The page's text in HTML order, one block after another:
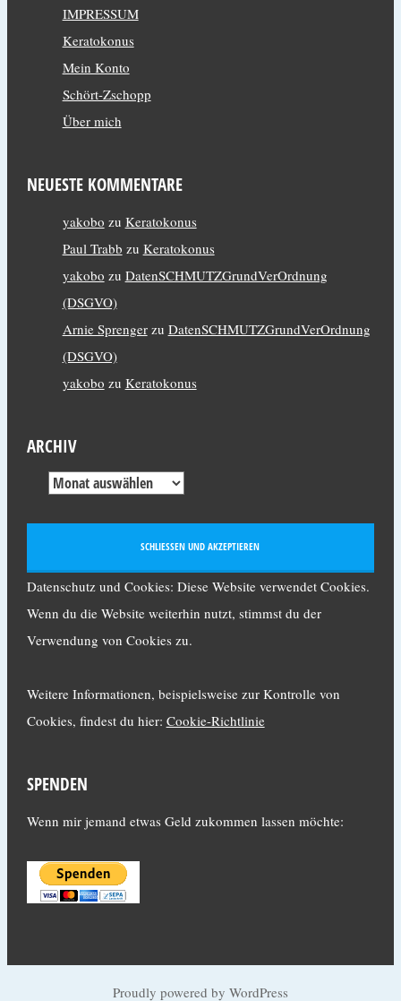
IMPRESSUM
Keratokonus
Mein Konto
Schört-Zschopp
Über mich
NEUESTE KOMMENTARE
yakobo zu Keratokonus
Paul Trabb zu Keratokonus
yakobo zu DatenSCHMUTZGrundVerOrdnung
(DSGVO)
Arnie Sprengerzu DatenSCHMUTZGrundVerOrdnung
(DSGVO)
yakobo zu Keratokonus
ARCHIV
Datenschutz und Cookies: Diese Website verwendet Cookies.
Wenn du die Website weiterhin nutzt, stimmst du der
Verwendung von Cookies zu.
Weitere Informationen, beispielsweise zur Kontrolle von
Cookies, findest du hier: Cookie-Richtlinie
SPENDEN
Wenn mir jemand etwas Geld zukommen lassen möchte:
Proudly powered by WordPress